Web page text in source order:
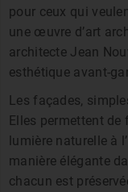
pour ceux qui
une œuvre d’art
architecte Jean
esthétique avant-
Les façades,
Elles permettent de
lumière naturelle à
manière élégante
chacun est